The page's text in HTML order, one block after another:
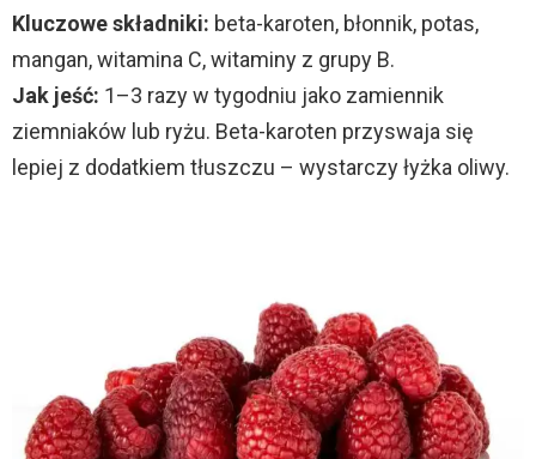
Kluczowe składniki: beta-karoten, błonnik, potas,
mangan, witamina C, witaminy z grupy B.
Jak jeść: 1–3 razy w tygodniu jako zamiennik
ziemniaków lub ryżu. Beta-karoten przyswaja się
lepiej z dodatkiem tłuszczu – wystarczy łyżka oliwy.